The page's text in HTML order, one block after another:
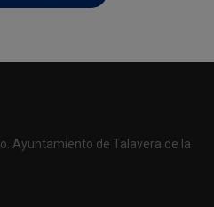
Ayuntamiento de Talavera de la